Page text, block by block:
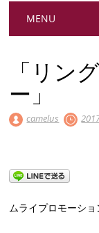
Main
MENU
「リン
ー」
camelus
ムライプロモーショ